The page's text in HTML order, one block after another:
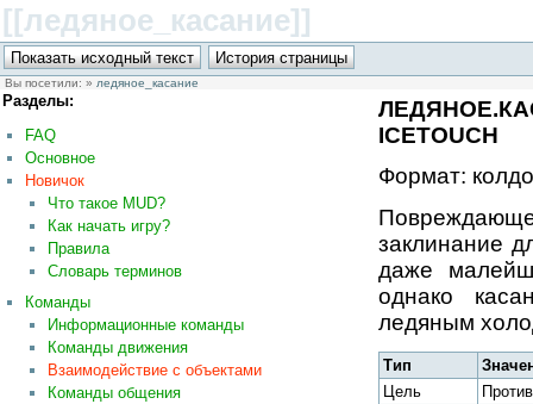
[[ледяное_касание]]
Вы посетили: » ледяное_касание
Разделы:
FAQ
Основное
Новичок
Что такое MUD?
Как начать игру?
Правила
Словарь терминов
Команды
Информационные команды
Команды движения
Взаимодействие с объектами
Команды общения
ICETOUCH
Формат:
заклинание
даже
однако
ледяным
Тип
Цель